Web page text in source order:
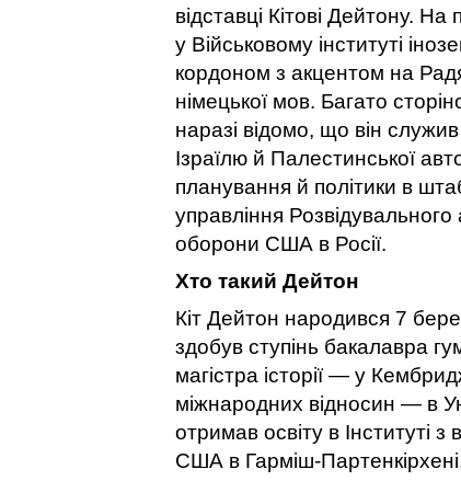
відставці Кітові Дейтону.
у Військовому інституті
кордоном з акцентом на
німецької мов. Багато
наразі відомо, що він
Ізраїлю й Палестинської
планування й політики в
управління
оборони США в Росії.
Хто такий Дейтон
Кіт Дейтон народився 7
здобув ступінь бакалавра
магістра історії — у
міжнародних відносин — в
отримав освіту в Інституті
США в Гарміш-